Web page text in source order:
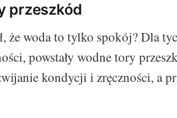
przeszkód
że woda to tylko spokój? Dla
powstały wodne tory
kondycji i zręczności, a